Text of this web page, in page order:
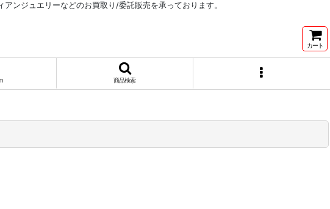
ンジュエリーなどのお買取り/委託販売を承っております。
カート
商品検索